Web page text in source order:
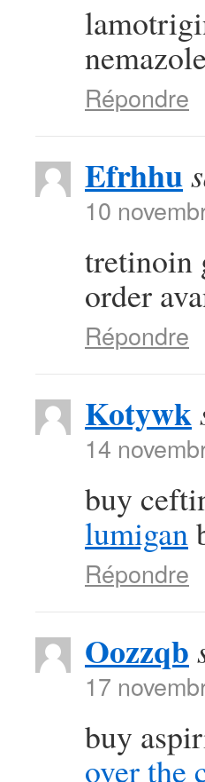
Répondre
Efrhhu
10
tretinoin
order
Répondre
Kotywk
14
buy
lumigan
Répondre
Oozzqb
17
buy
over the